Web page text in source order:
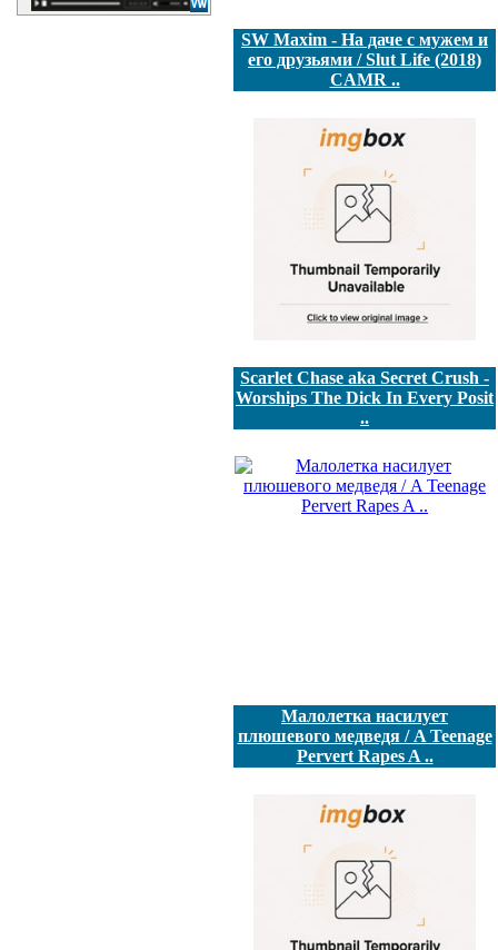
SW Maxim - На даче с мужем и
его друзьями / Slut Life (2018)
CAMR ..
Scarlet Chase aka Secret Crush -
Worships The Dick In Every Posit
..
Малолетка насилует
плюшевого медведя / A Teenage
Pervert Rapes A ..